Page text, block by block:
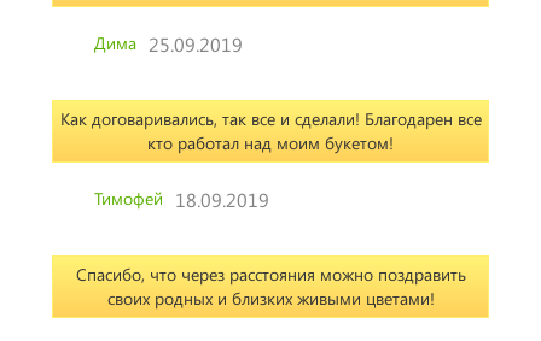
Дима 25.09.2019
Как договаривались, так все и сделали! Благодарен все
кто работал над моим букетом!
Тимофей 18.09.2019
Спасибо, что через расстояния можно поздравить
своих родных и близких живыми цветами!